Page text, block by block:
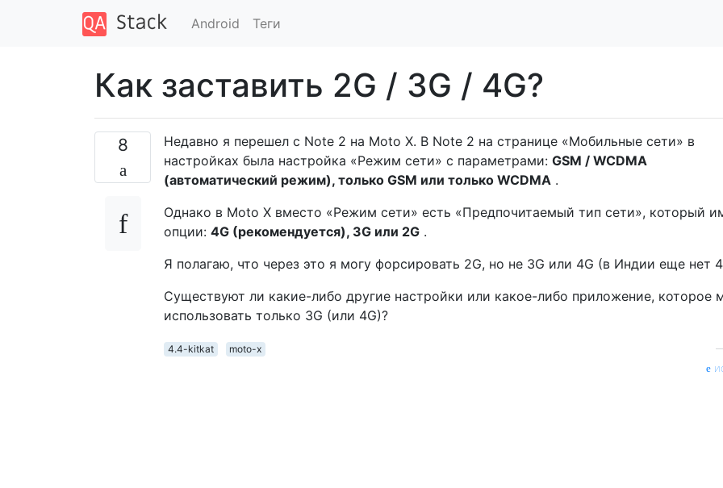
Android Теги
Как заставить 2G / 3G / 4G?
8
Недавно я перешел с Note 2 на Moto X. В Note 2 на странице «Мобильные сети» в
настройках была настройка «Режим сети» с параметрами: GSM / WCDMA
(автоматический режим), только GSM или только WCDMA .
Однако в Moto X вместо «Режим сети» есть «Предпочитаемый тип сети», который
опции: 4G (рекомендуется), 3G или 2G .
Я полагаю, что через это я могу форсировать 2G, но не 3G или 4G (в Индии еще нет
Существуют ли какие-либо другие настройки или какое-либо приложение, которое
использовать только 3G (или 4G)?
4.4-kitkat moto-x